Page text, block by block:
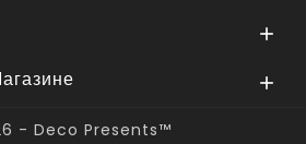


- Deco Presents™